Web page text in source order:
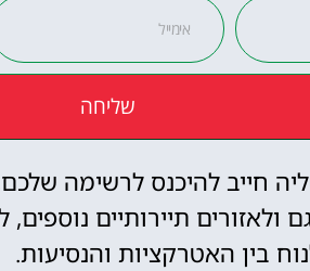
שליחה
חייב להיכנס לרשימה
תיירותיים נוספים,
בין האטרקציות והנסיעות.